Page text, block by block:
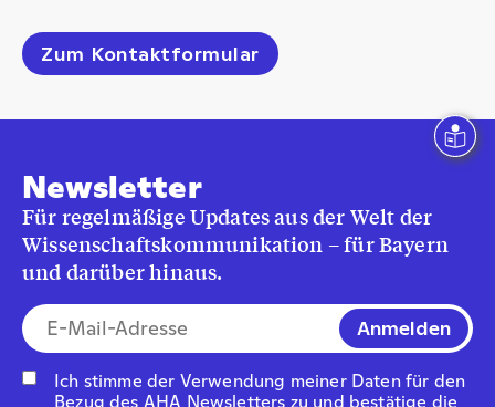
Zum Kontaktformular
Newsletter
Für regelmäßige Updates aus der Welt der
Wissenschaftskommunikation – für Bayern
und darüber hinaus.
E-Mail-Addresse*
Ich stimme der Verwendung meiner Daten für den
Bezug des AHA Newsletters zu und bestätige die